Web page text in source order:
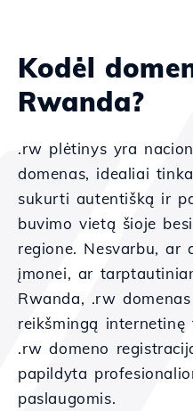
Kodėl
Rwanda?
.rw plėtinys yra
domenas, idealiai
sukurti autentišką ir
buvimo vietą šioje
regione. Nesvarbu, ar
įmonei, ar
Rwanda, .rw
reikšmingą
.rw domeno
papildyta
paslaugomis.